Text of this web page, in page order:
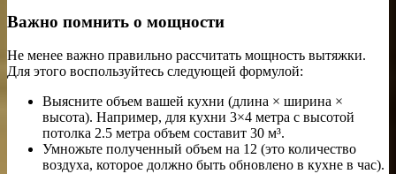
Важно помнить о мощности
Не менее важно правильно рассчитать мощность вытяжки.
Для этого воспользуйтесь следующей формулой:
Выясните объем вашей кухни (длина × ширина ×
высота). Например, для кухни 3×4 метра с высотой
потолка 2.5 метра объем составит 30 м³.
Умножьте полученный объем на 12 (это количество
воздуха, которое должно быть обновлено в кухне в час).